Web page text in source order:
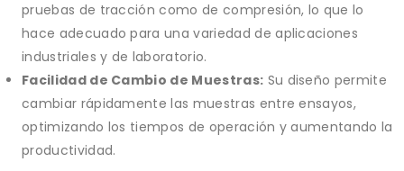
pruebas de tracción como de compresión, lo que lo
hace adecuado para una variedad de aplicaciones
industriales y de laboratorio.
Facilidad de Cambio de Muestras: Su diseño permite
cambiar rápidamente las muestras entre ensayos,
optimizando los tiempos de operación y aumentando la
productividad.